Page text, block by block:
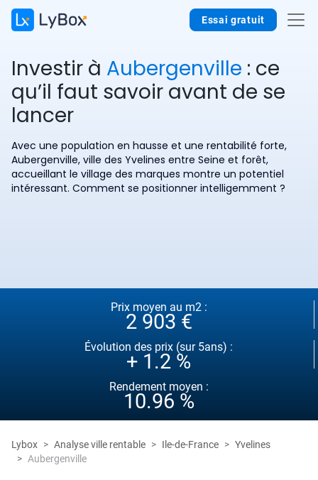
Essai gratuit
Investir à Aubergenville : ce
qu’il faut savoir avant de se
lancer
Avec une population en hausse et une rentabilité forte,
Aubergenville, ville des Yvelines entre Seine et forêt,
accueillant le village des marques montre un potentiel
intéressant. Comment se positionner intelligemment ?
Prix moyen au m2 :
2 903 €
Évolution des prix (sur 5ans) :
+ 1.2 %
Rendement moyen :
10.96 %
Lybox Analyse ville rentable Ile-de-France
Yvelines
Aubergenville